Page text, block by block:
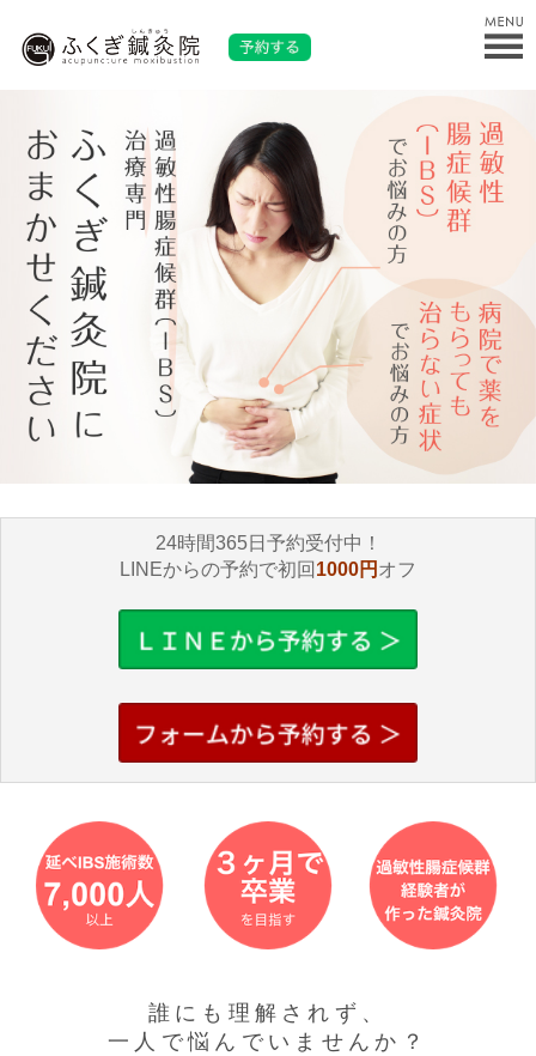
24時間365日予約受付中！
LINEからの予約で初回 1000円 オフ
誰にも理解されず、
一人で悩んでいませんか？